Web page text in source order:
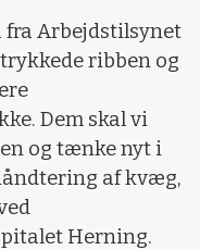
fra Arbejdstilsynet
ribben og
Dem skal vi
og tænke nyt i
af kvæg,
Herning.